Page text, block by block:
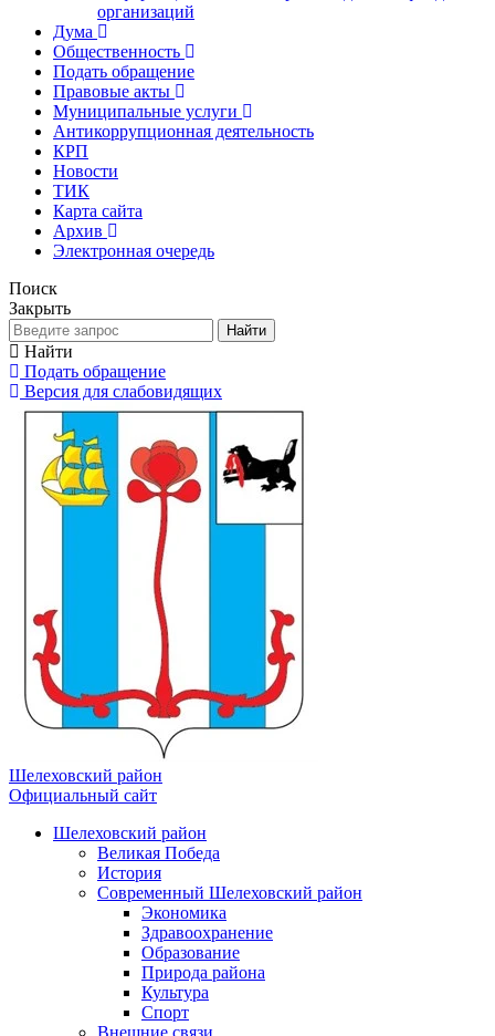
организаций
Дума
Общественность
Подать обращение
Правовые акты
Муниципальные услуги
Антикоррупционная деятельность
КРП
Новости
ТИК
Карта сайта
Архив
Электронная очередь
Поиск
Закрыть
Найти
Найти
Подать обращение
Версия для слабовидящих
Шелеховский район
Официальный сайт
Шелеховский район
Великая Победа
История
Современный Шелеховский район
Экономика
Здравоохранение
Образование
Природа района
Культура
Спорт
Внешние связи